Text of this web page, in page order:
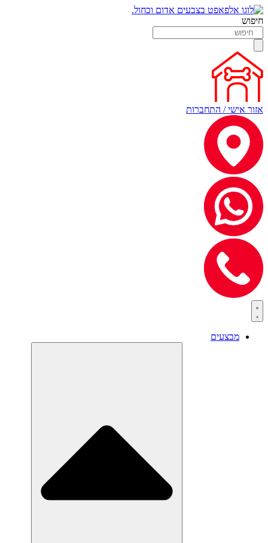
חיפוש
אזור אישי / התחברות
מבצעים